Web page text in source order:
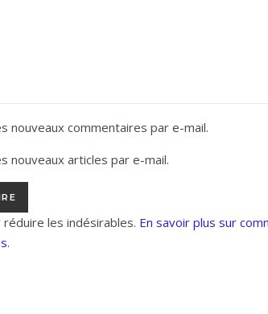
nouveaux commentaires par e-mail.
nouveaux articles par e-mail.
les indésirables. En savoir plus sur
.